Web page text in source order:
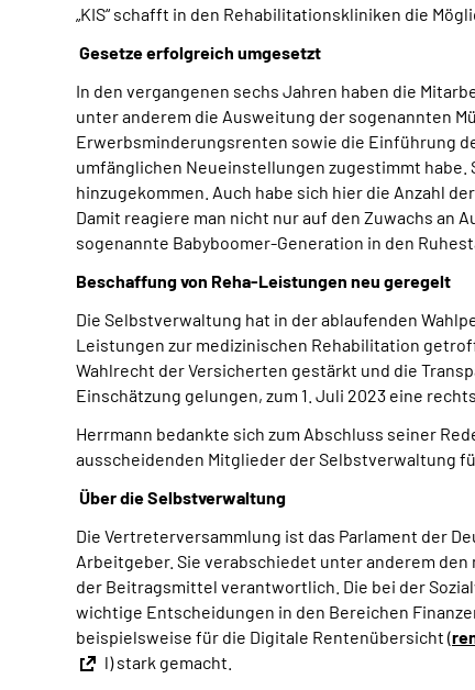
„KIS“ schafft in den Rehabilitationskliniken die
Gesetze erfolgreich umgesetzt
In den vergangenen sechs Jahren haben die
unter anderem die Ausweitung der sogenannten
Erwerbsminderungsrenten sowie die Einführung
umfänglichen Neueinstellungen zugestimmt habe.
hinzugekommen. Auch habe sich hier die Anzahl
Damit reagiere man nicht nur auf den Zuwachs an
sogenannte Babyboomer-Generation in den
Beschaffung von Reha-Leistungen neu geregelt
Die Selbstverwaltung hat in der ablaufenden
Leistungen zur medizinischen Rehabilitation
Wahlrecht der Versicherten gestärkt und die
Einschätzung gelungen, zum 1. Juli 2023 eine
Herrmann bedankte sich zum Abschluss seiner
ausscheidenden Mitglieder der Selbstverwaltung
Über die Selbstverwaltung
Die Vertreterversammlung ist das Parlament der
Arbeitgeber. Sie verabschiedet unter anderem
der Beitragsmittel verantwortlich. Die bei der
wichtige Entscheidungen in den Bereichen
beispielsweise für die Digitale Rentenübersicht (
l) stark gemacht.